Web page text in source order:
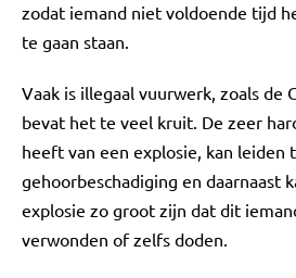
zodat iemand niet voldoende tijd
te gaan staan.
Vaak is illegaal vuurwerk, zoals de
bevat het te veel kruit. De zeer
heeft van een explosie, kan leiden
gehoorbeschadiging en daarnaast
explosie zo groot zijn dat dit
verwonden of zelfs doden.